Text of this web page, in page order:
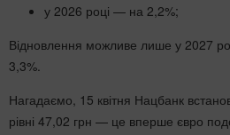
у 2026 році — на 2,2%;
Відновлення можливе лише у 2027
3,3%.
Нагадаємо, 15 квітня Нацбанк
рівні 47,02 грн — це вперше євро